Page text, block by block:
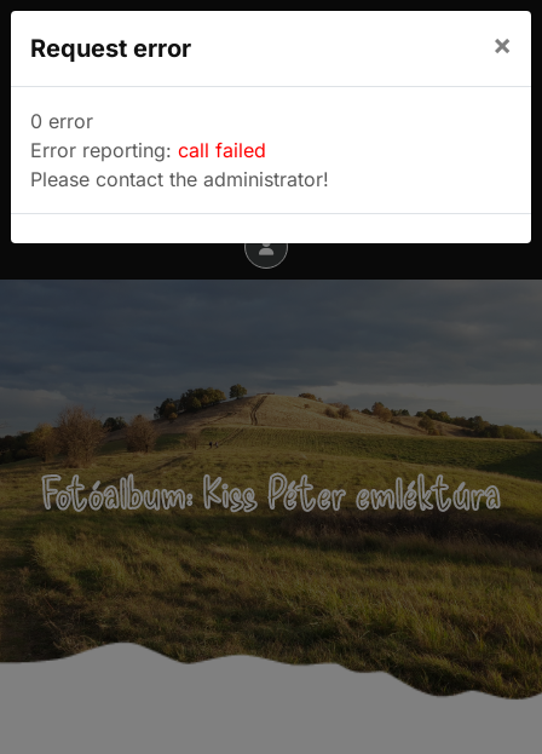
Sulyok Gábor túrablogja
Menu
Fotóalbum: Kiss Péter emléktúra
Request error ×
0 error
Error reporting: call failed
Please contact the administrator!